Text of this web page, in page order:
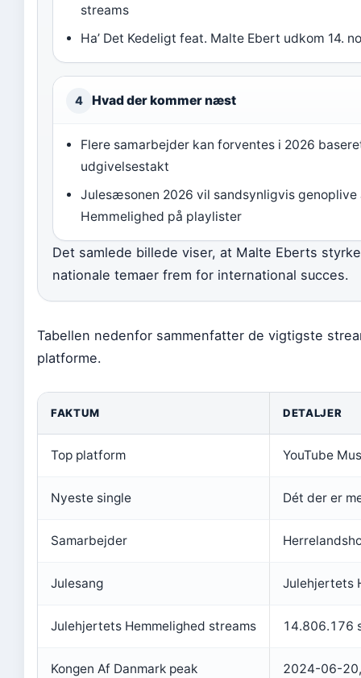
streams
Ha’ Det Kedeligt feat. Malte Ebert udkom 14.
4 Hvad der kommer næst
Flere samarbejder kan forventes i 2026
udgivelsestakt
Julesæsonen 2026 vil sandsynligvis
Hemmelighed på playlister
Det samlede billede viser, at Malte Eberts
nationale temaer frem for international succes.
Tabellen nedenfor sammenfatter de vigtigste
platforme.
FAKTUM DETALJER
Top platform YouTube
Nyeste single Dét der er
Samarbejder
Julesang Julehjertets
Julehjertets Hemmelighed streams 14.806.176
Kongen Af Danmark peak 2024-06-